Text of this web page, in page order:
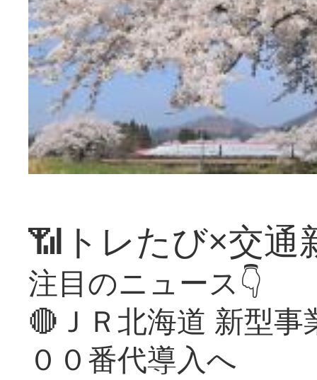
📶トレたび×交通
注目のニュース👇
🔴ＪＲ北海道 新型
００番代導入へ